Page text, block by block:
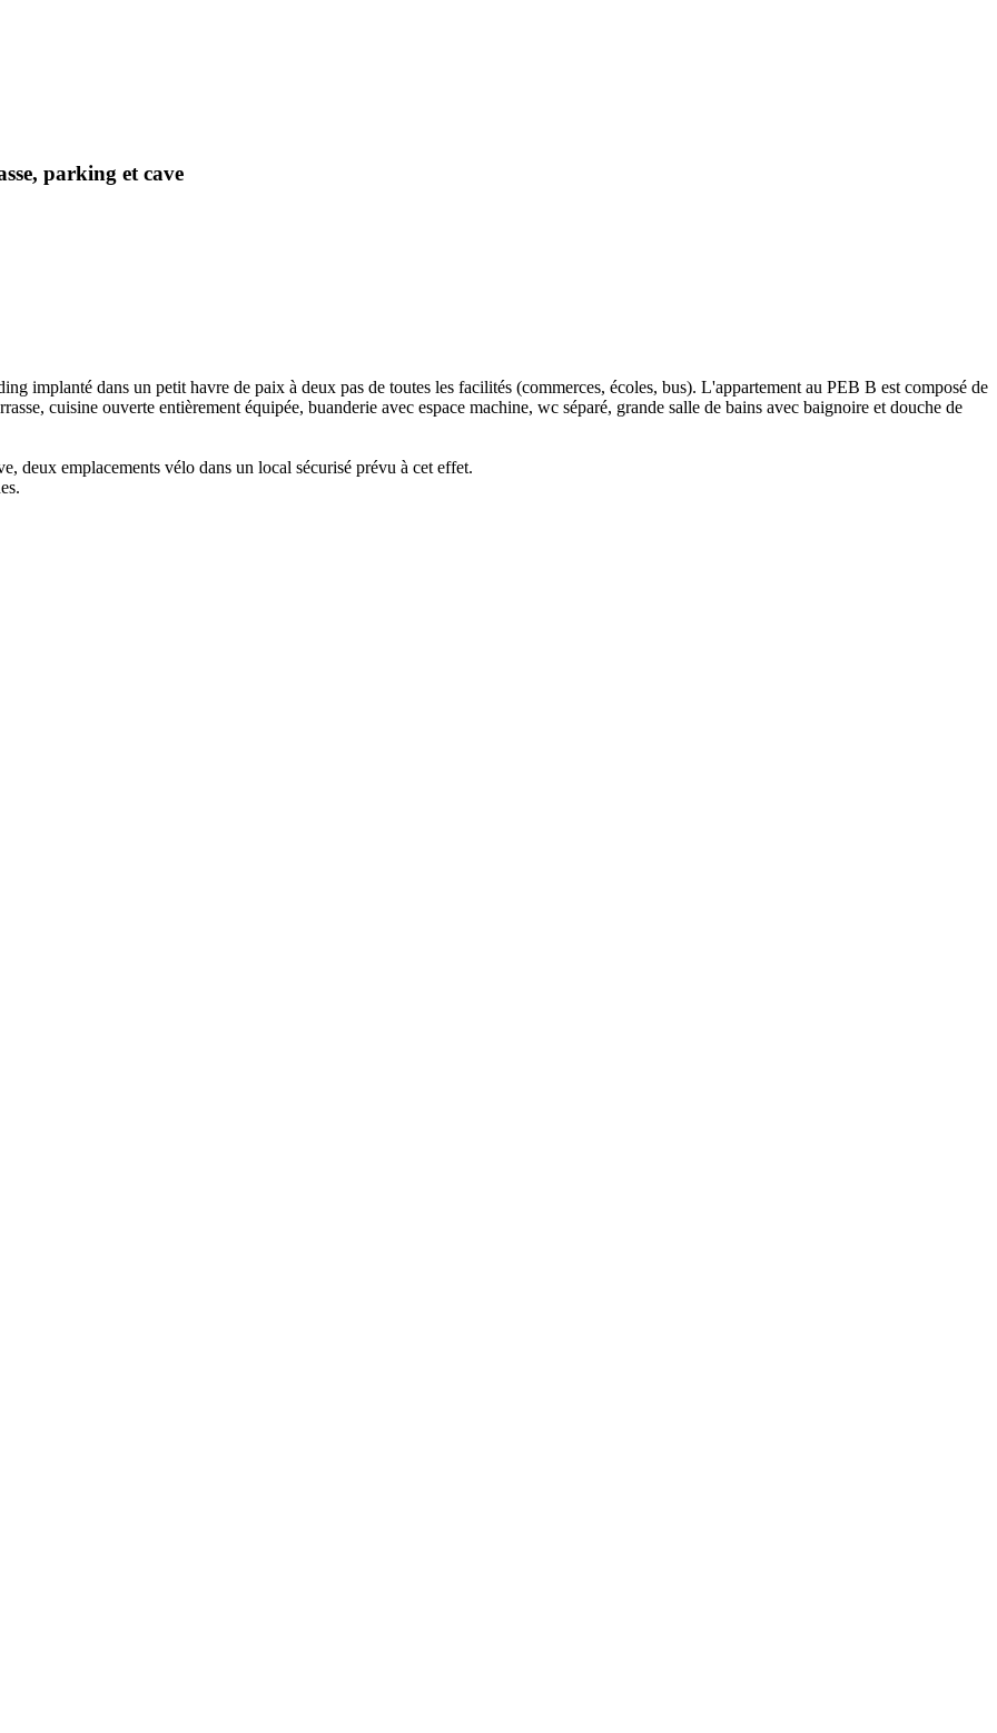
parking et cave
implanté dans un petit havre de paix à deux pas de toutes les facilités (commerces, écoles, bus). L'appartement au PEB B est composé de
cuisine ouverte entièrement équipée, buanderie avec espace machine, wc séparé, grande salle de bains avec baignoire et douche de
deux emplacements vélo dans un local sécurisé prévu à cet effet.